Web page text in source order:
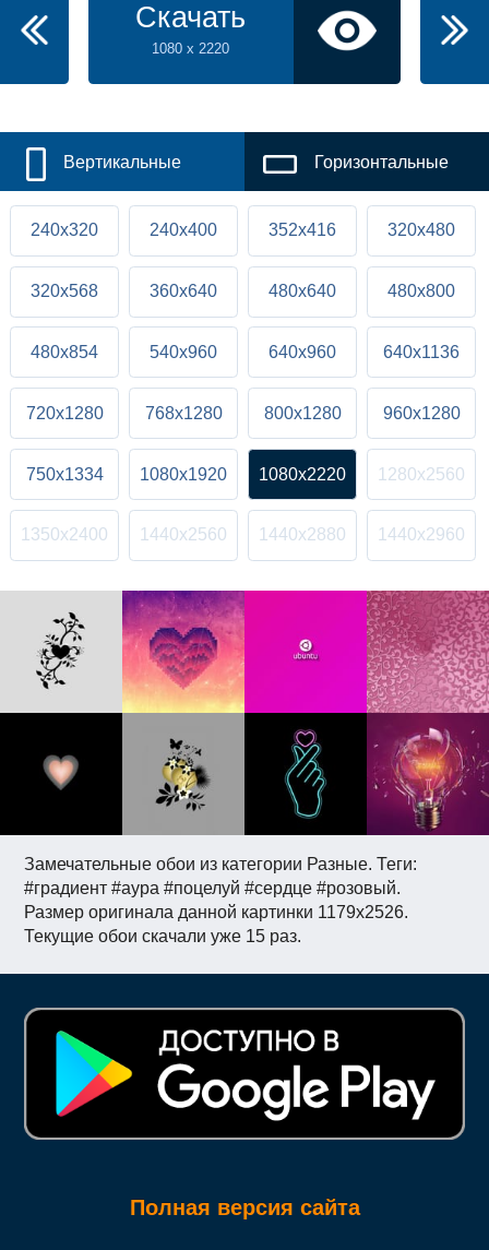
Замечательные обои из категории Разные. Теги:
#градиент #аура #поцелуй #сердце #розовый.
Размер оригинала данной картинки 1179x2526.
Текущие обои скачали уже 15 раз.
Скачать
1080 x 2220
Вертикальные Горизонтальные
240x320 240x400 352x416 320x480
320x568 360x640 480x640 480x800
480x854 540x960 640x960 640x1136
720x1280 768x1280 800x1280 960x1280
750x1334 1080x1920 1080x2220 1280x2560
1350x2400 1440x2560 1440x2880 1440x2960
Полная версия сайта